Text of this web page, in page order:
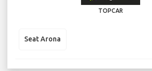
TOPCAR
Seat Arona